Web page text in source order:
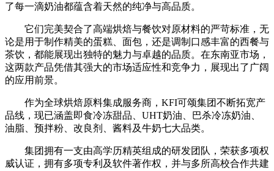
了每一滴奶油都蕴含着天然的纯净与高品质。
它们完美契合了高端烘焙与餐饮对原材料的严苛标准，无
论是用于制作精美的蛋糕、面包，还是调制口感丰富的西餐与
茶饮，都能展现出独特的魅力与卓越的品质。在东南亚市场，
这两款产品凭借其强大的市场适应性和竞争力，展现出了广阔
的应用前景。
作为全球烘焙原料集成服务商，KFI可颂集团不断拓宽产
品线，现已涵盖即食冷冻甜品、UHT奶油、巴杀冷冻奶油、
油脂、预拌粉、改良剂、酱料及牛奶七大品类。
集团拥有一支由高学历精英组成的研发团队，荣获多项权
威认证，拥有多项专利及软件著作权，并与多所高校合作共建